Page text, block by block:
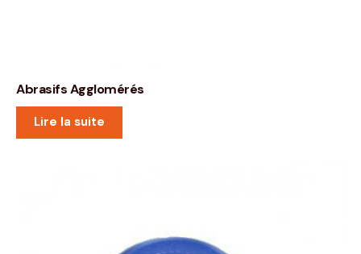
Abrasifs Agglomérés
Lire la suite